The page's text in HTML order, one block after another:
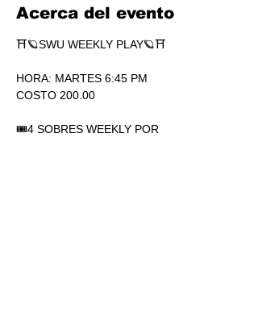
Acerca del evento
⛩🪐SWU WEEKLY PLAY🪐⛩
HORA: MARTES 6:45 PM
COSTO 200.00
🎟4 SOBRES WEEKLY POR